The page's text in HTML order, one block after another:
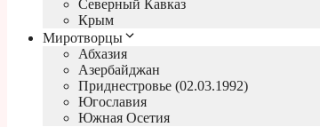
Северный Кавказ
Крым
Миротворцы
Абхазия
Азербайджан
Приднестровье (02.03.1992)
Югославия
Южная Осетия